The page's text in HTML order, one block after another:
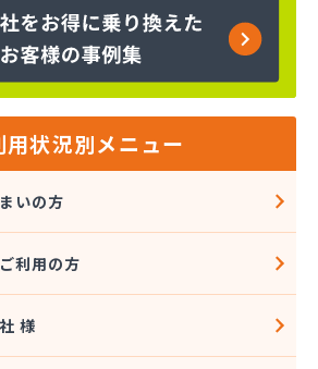
用状況別メニュー
いの方
利用の方
様